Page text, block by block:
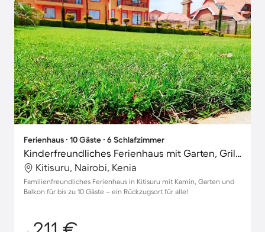
Ferienhaus ∙ 10 Gäste ∙ 6 Schlafzimmer
Kinderfreundliches Ferienhaus mit Garten, Grill und Whirlpool | Ideal für Homeoffice | Haustiere erlaubt
Kitisuru, Nairobi, Kenia
Familienfreundliches Ferienhaus in Kitisuru mit Kamin, Garten und
Balkon für bis zu 10 Gäste – ein Rückzugsort für alle!